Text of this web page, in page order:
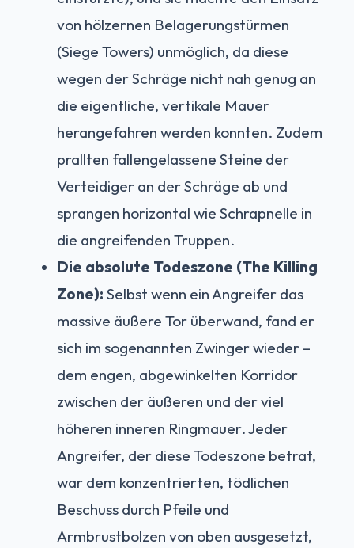
von hölzernen Belagerungstürmen
(Siege Towers) unmöglich, da diese
wegen der Schräge nicht nah genug an
die eigentliche, vertikale Mauer
herangefahren werden konnten. Zudem
prallten fallengelassene Steine der
Verteidiger an der Schräge ab und
sprangen horizontal wie Schrapnelle in
die angreifenden Truppen.
Die absolute Todeszone (The Killing
Zone): Selbst wenn ein Angreifer das
massive äußere Tor überwand, fand er
sich im sogenannten Zwinger wieder –
dem engen, abgewinkelten Korridor
zwischen der äußeren und der viel
höheren inneren Ringmauer. Jeder
Angreifer, der diese Todeszone betrat,
war dem konzentrierten, tödlichen
Beschuss durch Pfeile und
Armbrustbolzen von oben ausgesetzt,